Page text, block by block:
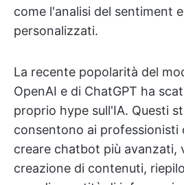
come l'analisi del sentiment
personalizzati.
La recente popolarità del
OpenAI e di ChatGPT ha
proprio hype sull'IA. Questi
consentono ai professionisti
creare chatbot più avanzati,
creazione di contenuti,